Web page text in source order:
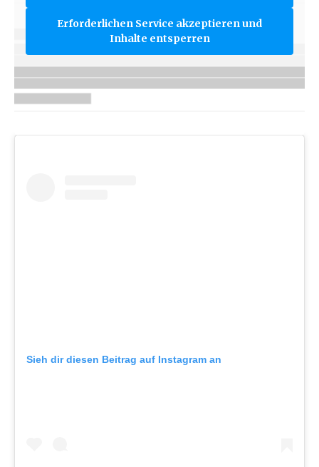
Erforderlichen Service akzeptieren und
Inhalte entsperren
Sieh dir diesen Beitrag auf Instagram an